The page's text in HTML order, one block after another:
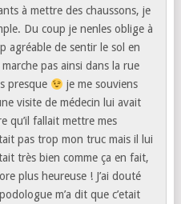
à mettre des chaussons, je
Du coup je nenles oblige à
agréable de sentir le sol en
pas ainsi dans la rue
presque
je me souviens
visite de médecin lui avait
qu’il fallait mettre mes
pas trop mon truc mais il lui
très bien comme ça en fait,
plus heureuse ! J’ai douté
m’a dit que c’etait